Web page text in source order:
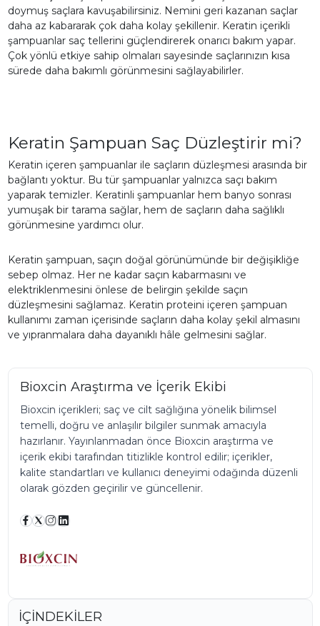
İÇİNDEKİLER
doymuş saçlara kavuşabilirsiniz. Nemini geri kazanan saçlar
daha az kabararak çok daha kolay şekillenir. Keratin içerikli
şampuanlar saç tellerini güçlendirerek onarıcı bakım yapar.
Çok yönlü etkiye sahip olmaları sayesinde saçlarınızın kısa
sürede daha bakımlı görünmesini sağlayabilirler.
Keratin Şampuan Saç Düzleştirir mi?
Keratin içeren şampuanlar ile saçların düzleşmesi arasında bir
bağlantı yoktur. Bu tür şampuanlar yalnızca saçı bakım
yaparak temizler. Keratinli şampuanlar hem banyo sonrası
yumuşak bir tarama sağlar, hem de saçların daha sağlıklı
görünmesine yardımcı olur.
Keratin şampuan, saçın doğal görünümünde bir değişikliğe
sebep olmaz. Her ne kadar saçın kabarmasını ve
elektriklenmesini önlese de belirgin şekilde saçın
düzleşmesini sağlamaz. Keratin proteini içeren şampuan
kullanımı zaman içerisinde saçların daha kolay şekil almasını
ve yıpranmalara daha dayanıklı hâle gelmesini sağlar.
Bioxcin Araştırma ve İçerik Ekibi
Bioxcin içerikleri; saç ve cilt sağlığına yönelik bilimsel
temelli, doğru ve anlaşılır bilgiler sunmak amacıyla
hazırlanır. Yayınlanmadan önce Bioxcin araştırma ve
içerik ekibi tarafından titizlikle kontrol edilir; içerikler,
kalite standartları ve kullanıcı deneyimi odağında düzenli
olarak gözden geçirilir ve güncellenir.